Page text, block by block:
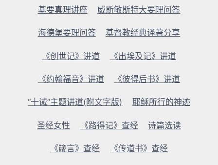
基要真理讲座 威斯敏斯特大要理问答
海德堡要理问答 基督教经典译著分享
《创世记》讲道 《出埃及记》讲道
《约翰福音》讲道 《彼得后书》讲道
“十诫”主题讲道(附文字版) 耶稣所行的神迹
圣经女性 《路得记》查经 诗篇选读
《箴言》查经 《传道书》查经